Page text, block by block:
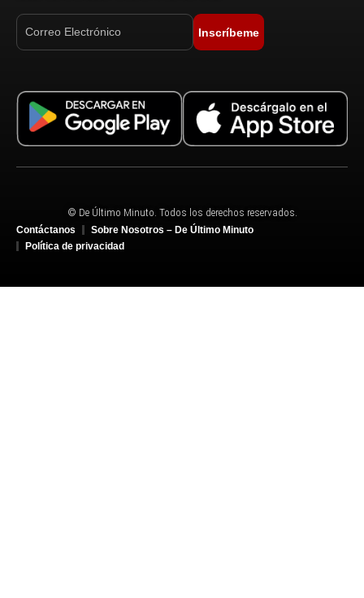
Inscríbeme
© De Último Minuto. Todos los derechos reservados.
Contáctanos
Sobre Nosotros – De Último Minuto
Política de privacidad